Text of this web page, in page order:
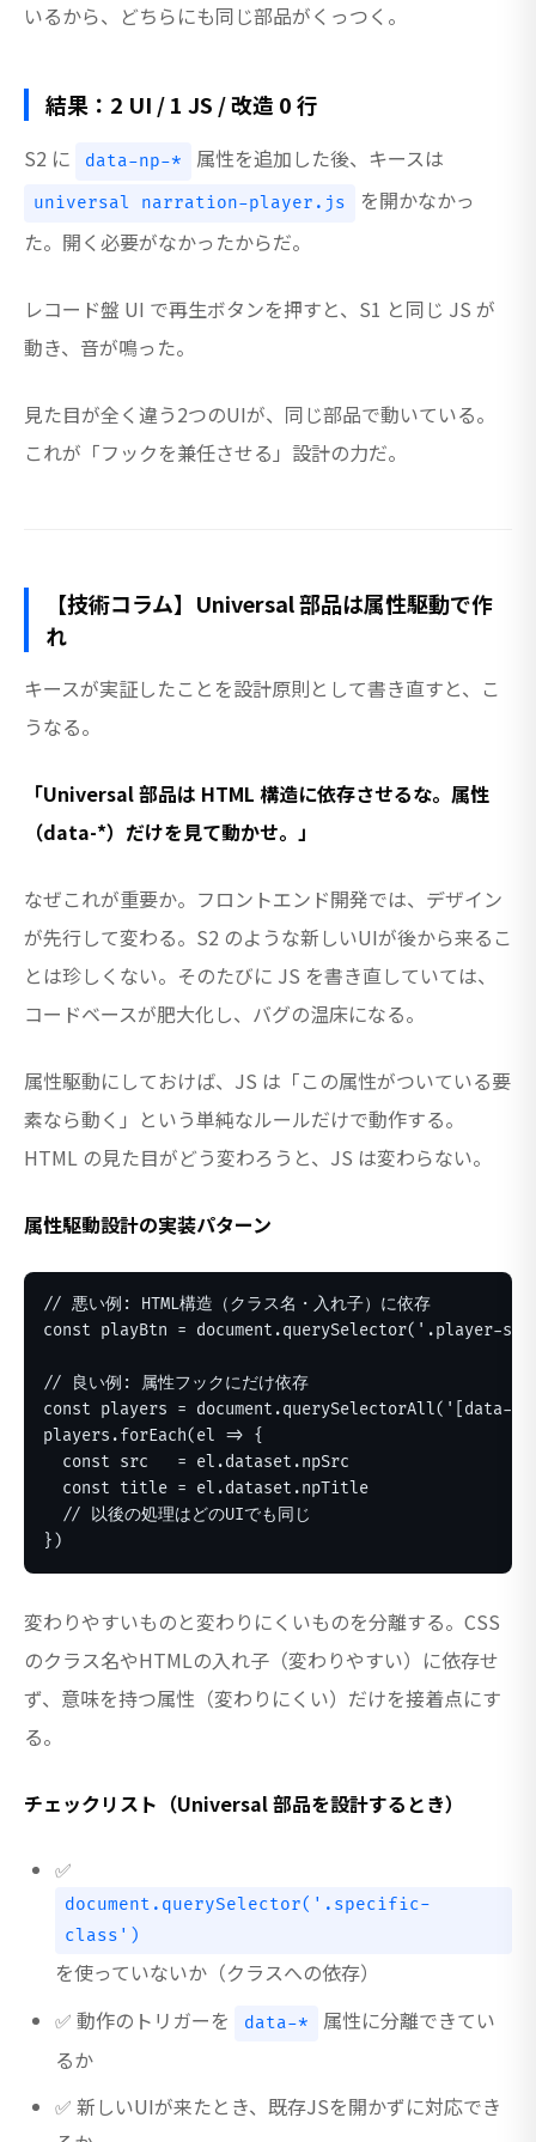
いるから、どちらにも同じ部品がくっつく。
結果：2 UI / 1 JS / 改造 0 行
S2 に data-np-* 属性を追加した後、キースは
universal narration-player.js
を開かなかっ
た。開く必要がなかったからだ。
レコード盤 UI で再生ボタンを押すと、S1 と同じ JS が
動き、音が鳴った。
見た目が全く違う2つのUIが、同じ部品で動いている。
これが「フックを兼任させる」設計の力だ。
【技術コラム】Universal 部品は属性駆動で作
れ
キースが実証したことを設計原則として書き直すと、こ
うなる。
「Universal 部品は HTML 構造に依存させるな。属性
（data-*）だけを見て動かせ。」
なぜこれが重要か。フロントエンド開発では、デザイン
が先行して変わる。S2 のような新しいUIが後から来るこ
とは珍しくない。そのたびに JS を書き直していては、
コードベースが肥大化し、バグの温床になる。
属性駆動にしておけば、JS は「この属性がついている要
素なら動く」という単純なルールだけで動作する。
HTML の見た目がどう変わろうと、JS は変わらない。
属性駆動設計の実装パターン
// 悪い例: HTML構造（クラス名・入れ子）に依存
const playBtn = document.querySelector('.player-
// 良い例: 属性フックにだけ依存
const players = document.querySelectorAll('[data-
players.forEach(el => {
  const src   = el.dataset.npSrc
  const title = el.dataset.npTitle
  // 以後の処理はどのUIでも同じ
})
変わりやすいものと変わりにくいものを分離する。CSS
のクラス名やHTMLの入れ子（変わりやすい）に依存せ
ず、意味を持つ属性（変わりにくい）だけを接着点にす
る。
チェックリスト（Universal 部品を設計するとき）
✅
document.querySelector('.specific-
class')
を使っていないか（クラスへの依存）
✅ 動作のトリガーを
data-*
属性に分離できてい
るか
✅ 新しいUIが来たとき、既存JSを開かずに対応でき